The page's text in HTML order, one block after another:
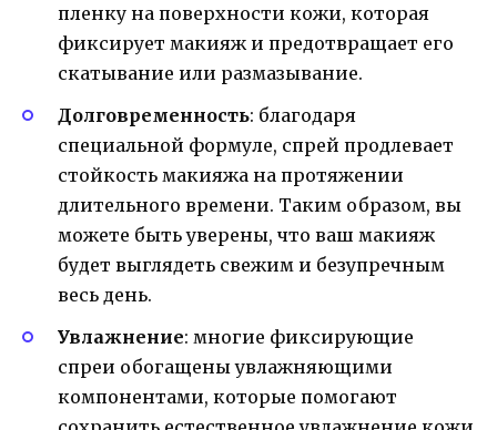
пленку на поверхности кожи, которая
фиксирует макияж и предотвращает его
скатывание или размазывание.
Долговременность: благодаря
специальной формуле, спрей продлевает
стойкость макияжа на протяжении
длительного времени. Таким образом, вы
можете быть уверены, что ваш макияж
будет выглядеть свежим и безупречным
весь день.
Увлажнение: многие фиксирующие
спреи обогащены увлажняющими
компонентами, которые помогают